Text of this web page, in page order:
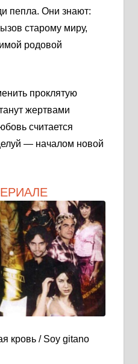
пепла. Они знают:
старому миру,
родовой
проклятую
жертвами
считается
— началом новой
кровь / Soy gitano